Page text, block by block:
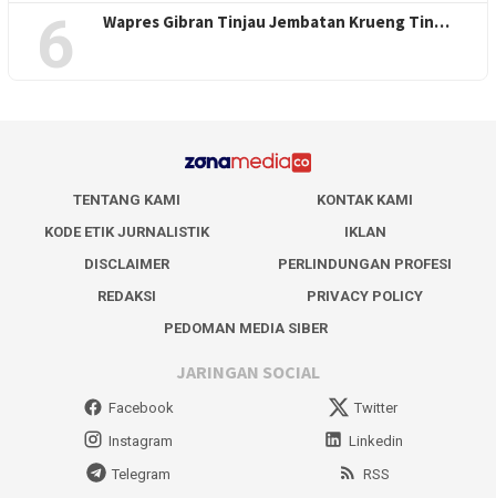
6 Wapres Gibran Tinjau Jembatan Krueng Tin…
TENTANG KAMI
KONTAK KAMI
KODE ETIK JURNALISTIK
IKLAN
DISCLAIMER
PERLINDUNGAN PROFESI
REDAKSI
PRIVACY POLICY
PEDOMAN MEDIA SIBER
JARINGAN SOCIAL
Facebook
Twitter
Instagram
Linkedin
Telegram
RSS